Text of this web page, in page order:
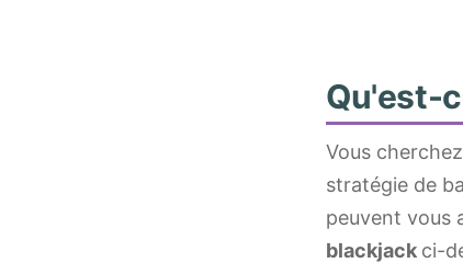
Qu'est-
Vous
stratégie de
peuvent vous
blackjack ci-